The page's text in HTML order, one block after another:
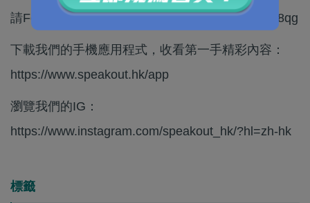
請Follow我們的YouTube頻道：https://bit.ly/2kgU8qg
下載我們的手機應用程式，收看第一手精彩內容：
https://www.speakout.hk/app
瀏覽我們的IG：
https://www.instagram.com/speakout_hk/?hl=zh-hk
標籤